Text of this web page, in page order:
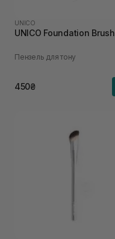
UNICO
UNICO Foundation Brush
Пензель для тону
450₴